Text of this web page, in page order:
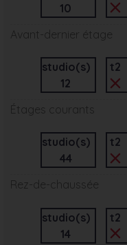
10
Avant-dernier étage
studio(s)
12
t2
Étages courants
studio(s)
44
t2
Rez-de-chaussée
studio(s)
14
t2